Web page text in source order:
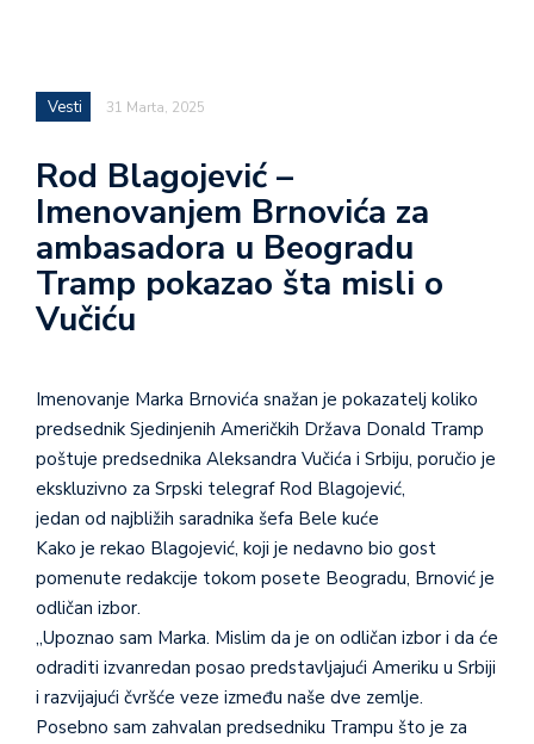
Vesti 31 Marta, 2025
Rod Blagojević –
Imenovanjem Brnovića za
ambasadora u Beogradu
Tramp pokazao šta misli o
Vučiću
Imenovanje Marka Brnovića snažan je pokazatelj koliko
predsednik Sjedinjenih Američkih Država Donald Tramp
poštuje predsednika Aleksandra Vučića i Srbiju, poručio je
ekskluzivno za Srpski telegraf Rod Blagojević,
jedan od najbližih saradnika šefa Bele kuće
Kako je rekao Blagojević, koji je nedavno bio gost
pomenute redakcije tokom posete Beogradu, Brnović je
odličan izbor.
,,Upoznao sam Marka. Mislim da je on odličan izbor i da će
odraditi izvanredan posao predstavljajući Ameriku u Srbiji
i razvijajući čvršće veze između naše dve zemlje.
Posebno sam zahvalan predsedniku Trampu što je za